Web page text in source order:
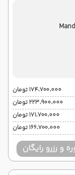
۱۷۴٬۷۰۰٬۰۰۰ تومان
۲۲۳٬۹۰۰٬۰۰۰ تومان
۱۷۱٬۷۰۰٬۰۰۰ تومان
۱۶۶٬۷۰۰٬۰۰۰ تومان
و رزرو رایگان